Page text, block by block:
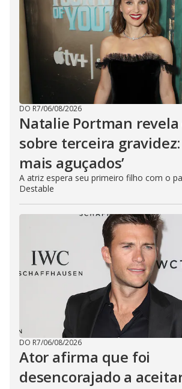
DO R7/06/08/2026
Natalie Portman
sobre terceira gravidez:
mais aguçados’
A atriz espera seu primeiro filho com o
Destable
DO R7/06/08/2026
Ator afirma que foi
desencorajado a